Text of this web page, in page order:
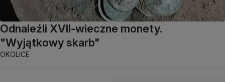
Odnaleźli XVII-wieczne monety.
"Wyjątkowy skarb"
OKOLICE